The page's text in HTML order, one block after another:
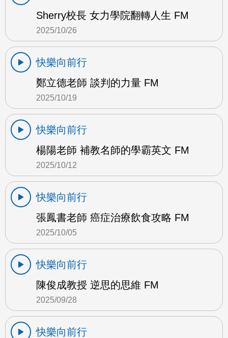
Sherry校長 女力學院翻轉人生 FM
2025/10/26
快樂向前行
鄭立德老師 談判的力量 FM
2025/10/19
快樂向前行
楊陽老師 補教名師的學霸英文 FM
2025/10/12
快樂向前行
張鳳書老師 癌症治療飲食攻略 FM
2025/10/05
快樂向前行
陳俊成教授 逆思的思維 FM
2025/09/28
快樂向前行